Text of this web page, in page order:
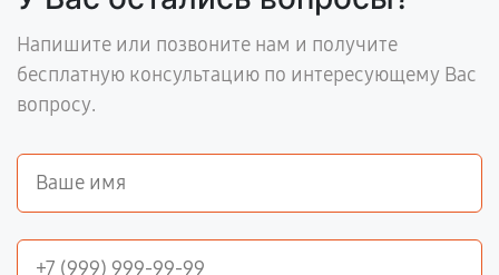
Напишите или позвоните нам и получите
бесплатную консультацию по интересующему Вас
вопросу.